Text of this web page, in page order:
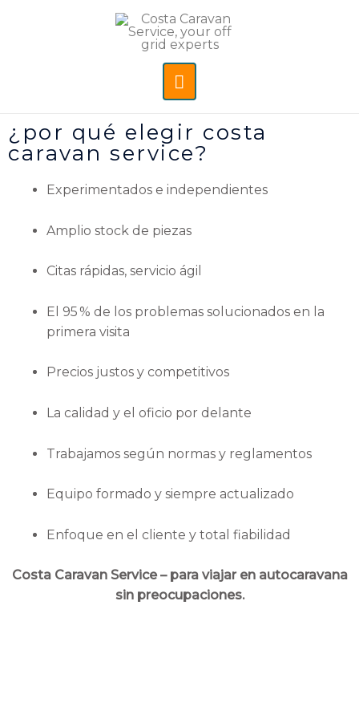
¿por qué elegir costa
caravan service?
Experimentados e independientes
Amplio stock de piezas
Citas rápidas, servicio ágil
El 95 % de los problemas solucionados en la
primera visita
Precios justos y competitivos
La calidad y el oficio por delante
Trabajamos según normas y reglamentos
Equipo formado y siempre actualizado
Enfoque en el cliente y total fiabilidad
Costa Caravan Service – para viajar en autocaravana
sin preocupaciones.